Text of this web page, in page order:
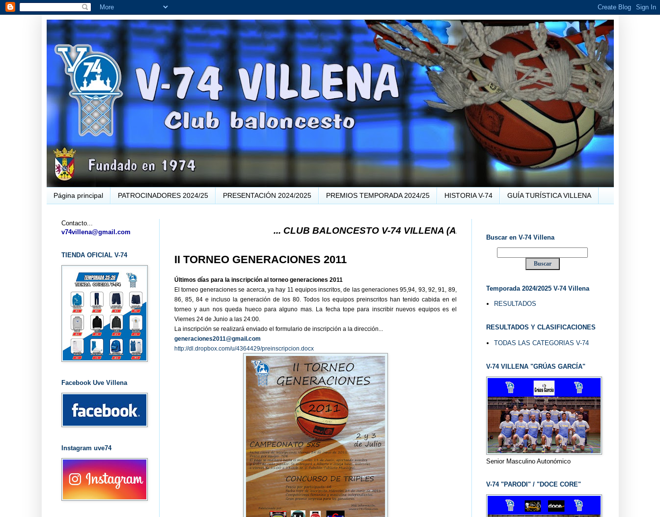
Página principal PATROCINADORES 2024/25 PRESENTACIÓN 2024/2025 PREMIOS TEMPORADA 2024/25 HISTORIA V-74 GUÍA TURÍSTICA VILLENA
... CLUB BALONCESTO V-74 VILLENA (ALICANTE) ... V-74 VILLENA DESDE 1.974 ... EL "UVE" ...
II TORNEO GENERACIONES 2011
Últimos días para la inscripción al torneo generaciones 2011
El torneo generaciones se acerca, ya hay 11 equipos inscritos, de las generaciones 95,94, 93, 92, 91, 89,
86, 85, 84 e incluso la generación de los 80. Todos los equipos preinscritos han tenido cabida en el
torneo y aun nos queda hueco para alguno mas. La fecha tope para inscribir nuevos equipos es el
Viernes 24 de Junio a las 24:00.
La inscripción se realizará enviado el formulario de inscripción a la dirección...
generaciones2011@gmail.com
http://dl.dropbox.com/u/4364429/preinscripcion.docx
Contacto...
v74villena@gmail.com
TIENDA OFICIAL V-74
Facebook Uve Villena
Instagram uve74
Buscar en V-74 Villena
Temporada 2024/2025 V-74 Villena
RESULTADOS
RESULTADOS Y CLASIFICACIONES
TODAS LAS CATEGORIAS V-74
V-74 VILLENA "GRÚAS GARCÍA"
Senior Masculino Autonómico
V-74 "PARODI" / "DOCE CORE"